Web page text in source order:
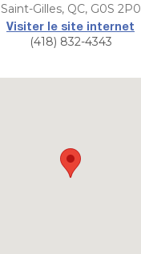
Saint-Gilles, QC, G0S 2P0
Visiter le site internet
(418) 832-4343